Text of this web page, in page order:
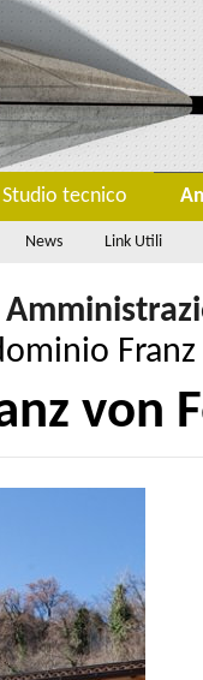
Studio tecnico
News Link Utili
von